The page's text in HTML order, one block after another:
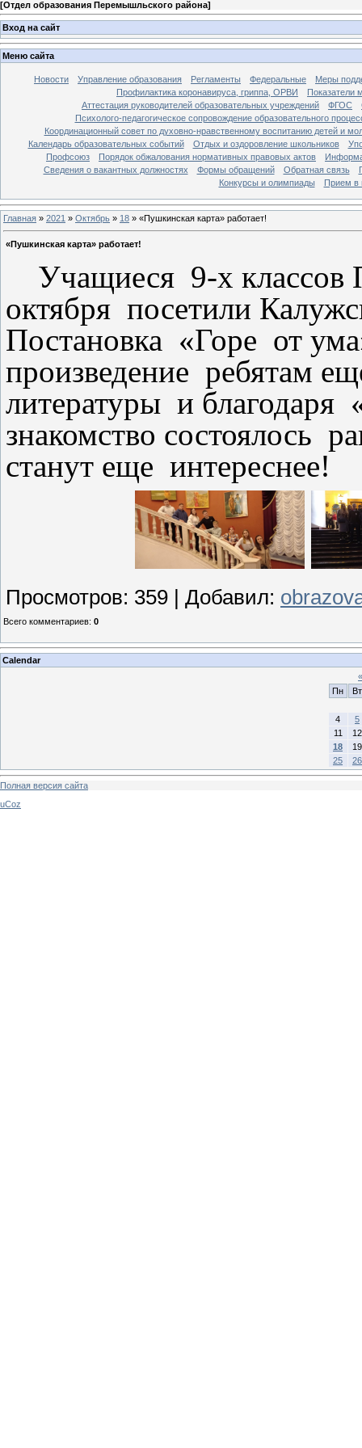
[Отдел образования Перемышльского района]
Вход на сайт
Меню сайта
Новости Управление образования Регламенты Федеральные
Меры
Профилактика коронавируса, гриппа, ОРВИ
Показатели
Аттестация руководителей образовательных учреждений
ФГОС
Психолого-педагогическое сопровождение образовательного
Координационный совет по духовно-нравственному воспитанию детей и
Календарь образовательных событий
Отдых и оздоровление школьников
Профсоюз
Порядок обжалования нормативных правовых актов
Сведения о вакантных должностях
Формы обращений Обратная связь
Конкурсы и олимпиады
Прием в
Главная » 2021 » Октябрь » 18 » «Пушкинская карта» работает!
«Пушкинская карта» работает!
Учащиеся 9-х
октября посетили
Постановка «Горе от
произведение ребятам
литературы и
знакомство состоялось
станут еще интереснее!
Просмотров: 359 | Добавил:
Всего комментариев: 0
Calendar
«
Пн
Вт
4
5
11
12
18
19
25
26
Полная версия сайта
uCoz